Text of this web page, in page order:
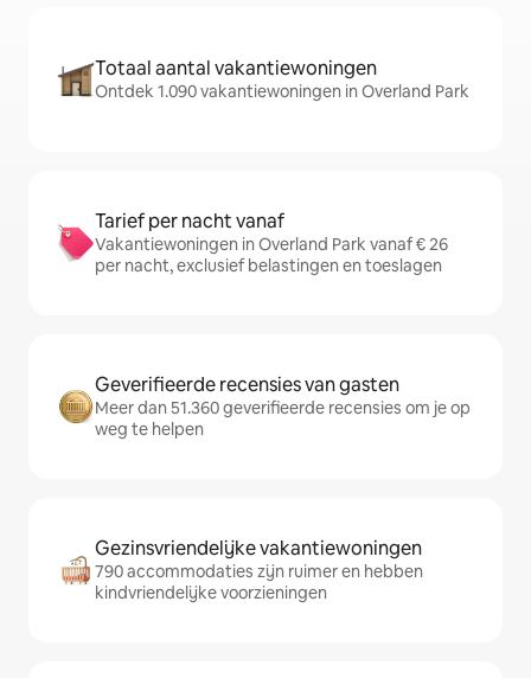
Totaal aantal vakantiewoningen
Ontdek 1.090 vakantiewoningen in Overland Park
Tarief per nacht vanaf
Vakantiewoningen in Overland Park vanaf € 26
per nacht, exclusief belastingen en toeslagen
Geverifieerde recensies van gasten
Meer dan 51.360 geverifieerde recensies om je op
weg te helpen
Gezinsvriendelijke vakantiewoningen
790 accommodaties zijn ruimer en hebben
kindvriendelijke voorzieningen